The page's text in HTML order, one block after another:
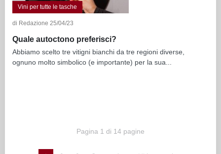
Vini per tutte le tasche
di Redazione 25/04/23
Quale autoctono preferisci?
Abbiamo scelto tre vitigni bianchi da tre regioni diverse,
ognuno molto simbolico (e importante) per la sua...
Pagina 1 di 14 pagine